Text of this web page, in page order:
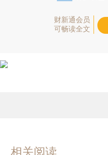
财新通会员
可畅读全文
相关阅读